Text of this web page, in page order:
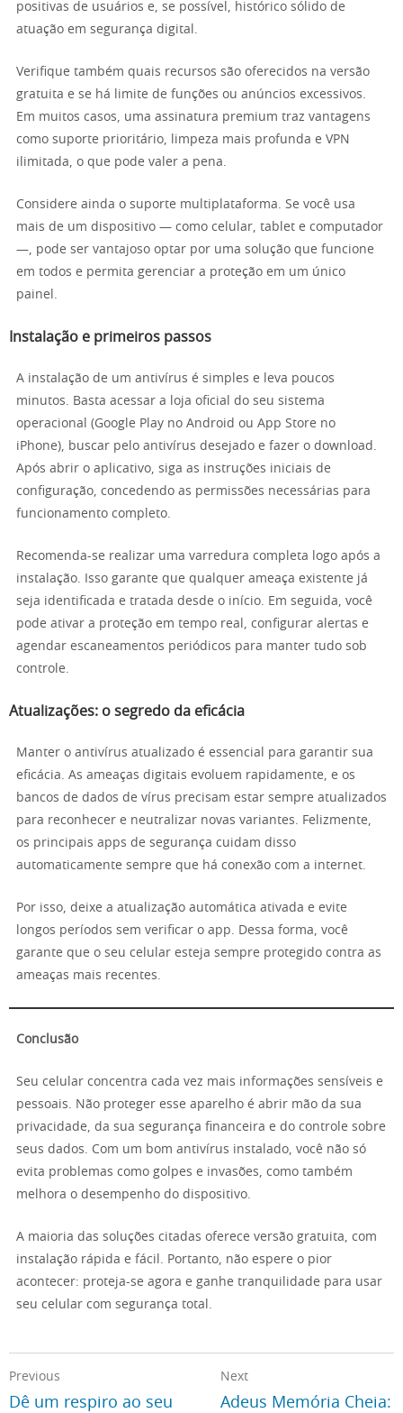
positivas de usuários e, se possível, histórico sólido de
atuação em segurança digital.
Verifique também quais recursos são oferecidos na versão
gratuita e se há limite de funções ou anúncios excessivos.
Em muitos casos, uma assinatura premium traz vantagens
como suporte prioritário, limpeza mais profunda e VPN
ilimitada, o que pode valer a pena.
Considere ainda o suporte multiplataforma. Se você usa
mais de um dispositivo — como celular, tablet e computador
—, pode ser vantajoso optar por uma solução que funcione
em todos e permita gerenciar a proteção em um único
painel.
Instalação e primeiros passos
A instalação de um antivírus é simples e leva poucos
minutos. Basta acessar a loja oficial do seu sistema
operacional (Google Play no Android ou App Store no
iPhone), buscar pelo antivírus desejado e fazer o download.
Após abrir o aplicativo, siga as instruções iniciais de
configuração, concedendo as permissões necessárias para
funcionamento completo.
Recomenda-se realizar uma varredura completa logo após a
instalação. Isso garante que qualquer ameaça existente já
seja identificada e tratada desde o início. Em seguida, você
pode ativar a proteção em tempo real, configurar alertas e
agendar escaneamentos periódicos para manter tudo sob
controle.
Atualizações: o segredo da eficácia
Manter o antivírus atualizado é essencial para garantir sua
eficácia. As ameaças digitais evoluem rapidamente, e os
bancos de dados de vírus precisam estar sempre atualizados
para reconhecer e neutralizar novas variantes. Felizmente,
os principais apps de segurança cuidam disso
automaticamente sempre que há conexão com a internet.
Por isso, deixe a atualização automática ativada e evite
longos períodos sem verificar o app. Dessa forma, você
garante que o seu celular esteja sempre protegido contra as
ameaças mais recentes.
Conclusão
Seu celular concentra cada vez mais informações sensíveis e
pessoais. Não proteger esse aparelho é abrir mão da sua
privacidade, da sua segurança financeira e do controle sobre
seus dados. Com um bom antivírus instalado, você não só
evita problemas como golpes e invasões, como também
melhora o desempenho do dispositivo.
A maioria das soluções citadas oferece versão gratuita, com
instalação rápida e fácil. Portanto, não espere o pior
acontecer: proteja-se agora e ganhe tranquilidade para usar
seu celular com segurança total.
Previous
Dê um respiro ao seu
Next
Adeus Memória Cheia: